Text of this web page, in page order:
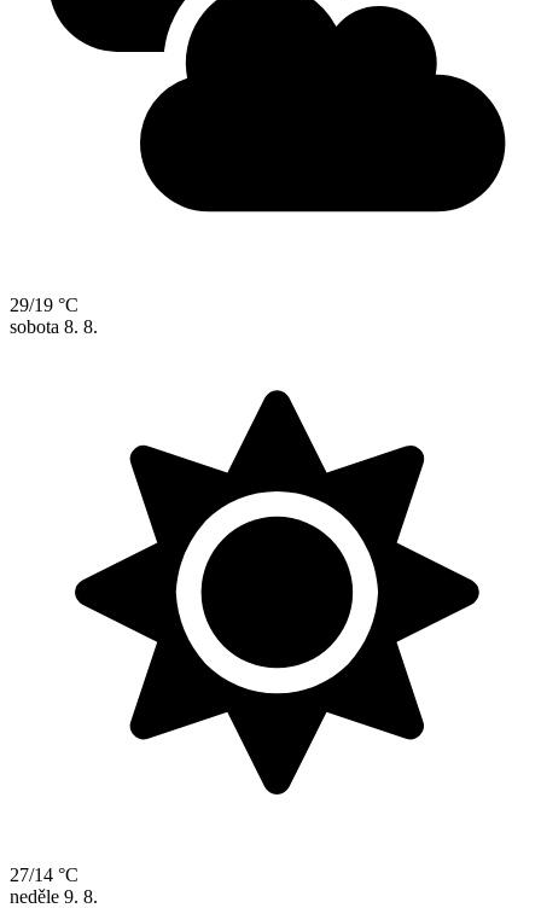
29/19 °C
sobota 8. 8.
27/14 °C
neděle 9. 8.